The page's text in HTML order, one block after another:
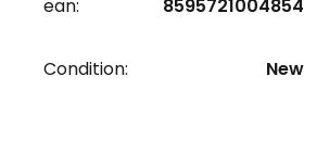
ean: 8595721004854
Condition: New